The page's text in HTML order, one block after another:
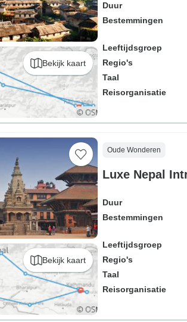
Bekijk kaart
Duur
Bestemmingen
Leeftijdsgroep
Regio's
Taal
Reisorganisatie
Bekijk kaart
Oude Wonderen
Luxe Nepal
Duur
Bestemmingen
Leeftijdsgroep
Regio's
Taal
Reisorganisatie